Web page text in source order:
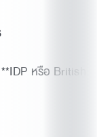
หรือ British